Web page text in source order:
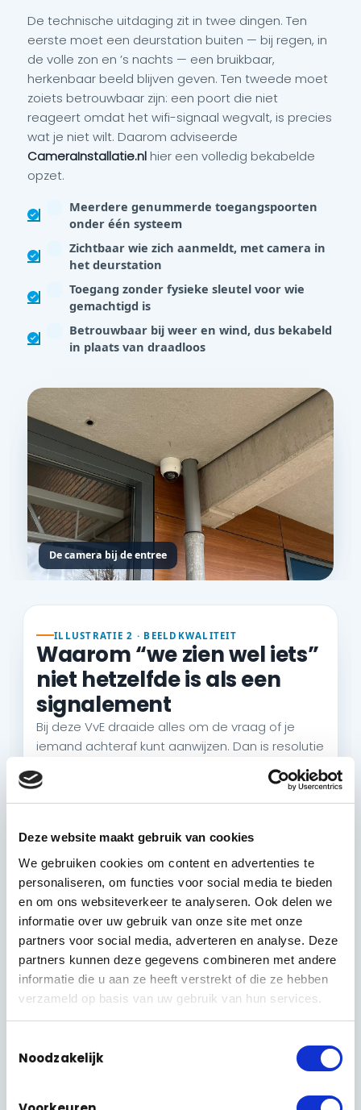
Deze website maakt gebruik van cookies
We gebruiken cookies om content en advertenties te
personaliseren, om functies voor social media te bieden
en om ons websiteverkeer te analyseren. Ook delen we
informatie over uw gebruik van onze site met onze
partners voor social media, adverteren en analyse. Deze
partners kunnen deze gegevens combineren met andere
informatie die u aan ze heeft verstrekt of die ze hebben
verzameld op basis van uw gebruik van hun services.
Noodzakelijk
De technische uitdaging zit in twee dingen. Ten
eerste moet een deurstation buiten — bij regen, in
de volle zon en ’s nachts — een bruikbaar,
herkenbaar beeld blijven geven. Ten tweede moet
zoiets betrouwbaar zijn: een poort die niet
reageert omdat het wifi-signaal wegvalt, is precies
wat je niet wilt. Daarom adviseerde
CameraInstallatie.nl hier een volledig bekabelde
opzet.
Meerdere genummerde toegangspoorten
onder één systeem
Zichtbaar wie zich aanmeldt, met camera in
het deurstation
Toegang zonder fysieke sleutel voor wie
gemachtigd is
Betrouwbaar bij weer en wind, dus bekabeld
in plaats van draadloos
De camera bij de entree
ILLUSTRATIE 2 · BEELDKWALITEIT
Waarom “we zien wel iets”
niet hetzelfde is als een
signalement
Bij deze VvE draaide alles om de vraag of je
iemand achteraf kunt aanwijzen. Dan is resolutie
geen luxe maar het hele punt: het bepaalt
hoeveel beeldpunten er overblijven op het
gezicht van iemand die tien meter verderop bij
1080p
720p
HD 720p
beweging zien, van dichtbij
0,9 MP
Full HD 1080p
de meeste alledaagse situaties
2,1 MP
4K Ultra HD
groot terrein, inzoomen, kentekens
8,3 MP
Wat zie je hier? De drie vlakken staan op schaal
ten opzichte van elkaar. Een 4K-beeld bestaat
uit ongeveer 8,3 miljoen pixels, vier keer zoveel
als Full HD. Die extra pixels gebruik je niet voor
zoomen op een stukje beeld zonder dat het uit